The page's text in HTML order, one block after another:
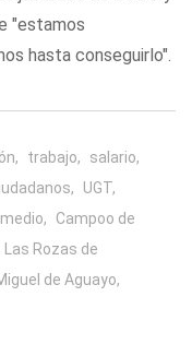
"estamos
hasta conseguirlo".
trabajo,
salario,
UGT,
Campoo de
Las Rozas de
de Aguayo,